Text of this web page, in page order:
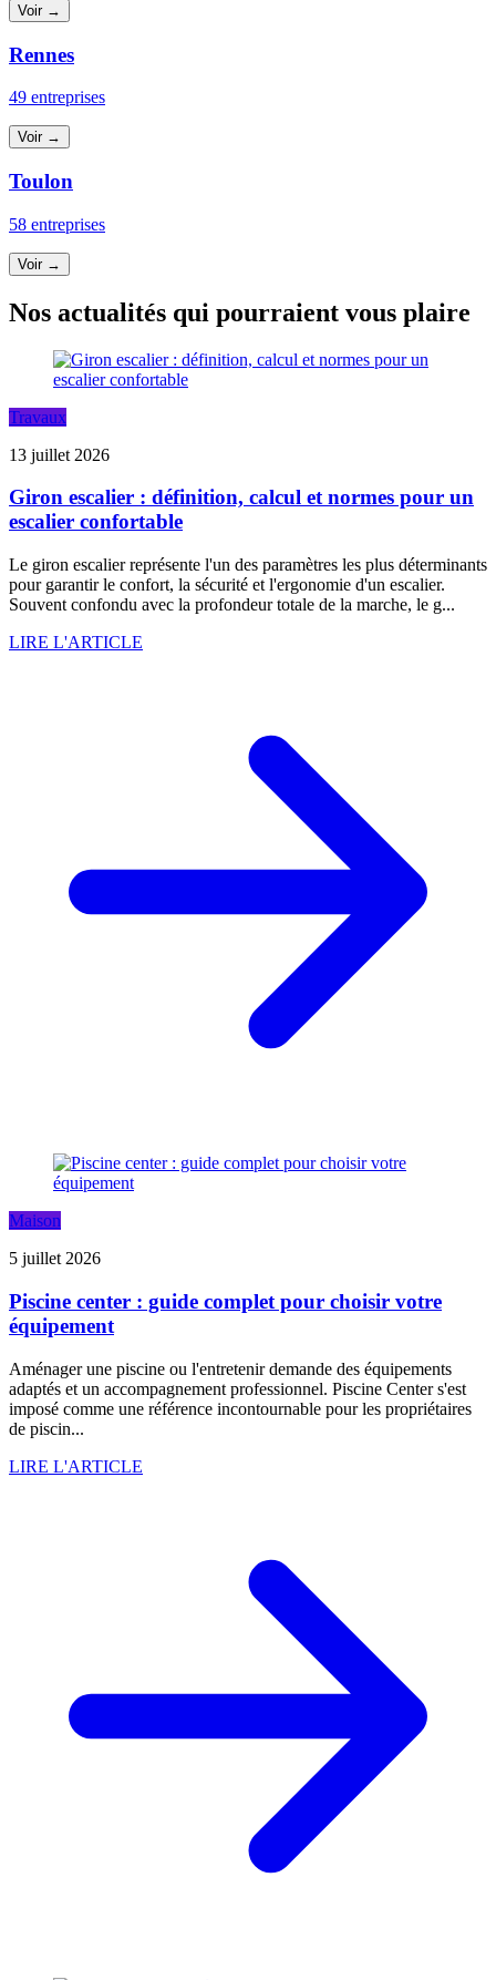
Voir →
Rennes
49 entreprises
Voir →
Toulon
58 entreprises
Voir →
Nos actualités qui pourraient vous plaire
Travaux
13 juillet 2026
Giron escalier : définition, calcul et normes pour un
escalier confortable
Le giron escalier représente l'un des paramètres les plus déterminants
pour garantir le confort, la sécurité et l'ergonomie d'un escalier.
Souvent confondu avec la profondeur totale de la marche, le g...
LIRE L'ARTICLE
Maison
5 juillet 2026
Piscine center : guide complet pour choisir votre
équipement
Aménager une piscine ou l'entretenir demande des équipements
adaptés et un accompagnement professionnel. Piscine Center s'est
imposé comme une référence incontournable pour les propriétaires
de piscin...
LIRE L'ARTICLE